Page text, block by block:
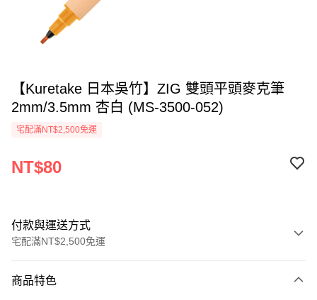
【Kuretake 日本吳竹】ZIG 雙頭平頭麥克筆
2mm/3.5mm 杏白 (MS-3500-052)
宅配滿NT$2,500免運
NT$80
付款與運送方式
宅配滿NT$2,500免運
信用卡一次付款
商品特色